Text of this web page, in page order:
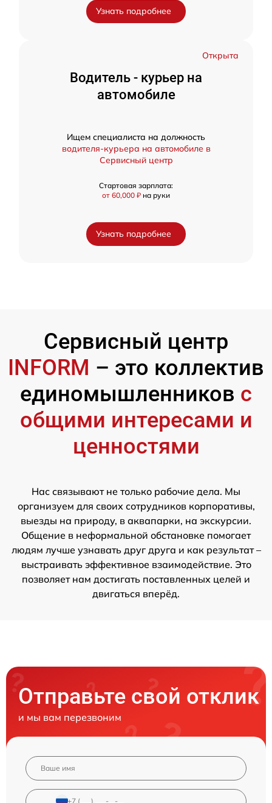
Узнать подробнее
Открыта
Водитель - курьер на
автомобиле
Ищем специалиста на должность
водителя-курьера на автомобиле в
Сервисный центр
Стартовая зарплата:
от 60,000 ₽ на руки
Узнать подробнее
Сервисный центр
INFORM – это коллектив
единомышленников с
общими интересами и
ценностями
Нас связывают не только рабочие дела. Мы
организуем для своих сотрудников корпоративы,
выезды на природу, в аквапарки, на экскурсии.
Общение в неформальной обстановке помогает
людям лучше узнавать друг друга и как результат –
выстраивать эффективное взаимодействие. Это
позволяет нам достигать поставленных целей и
двигаться вперёд.
Отправьте свой отклик
и мы вам перезвоним